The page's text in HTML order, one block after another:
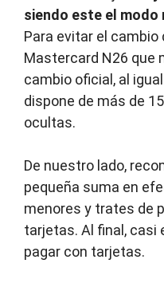
siendo este el
Para evitar el cambio
Mastercard N26 que
cambio oficial, al
dispone de más de
ocultas.
De nuestro lado,
pequeña suma en
menores y trates de
tarjetas. Al final, casi
pagar con tarjetas.